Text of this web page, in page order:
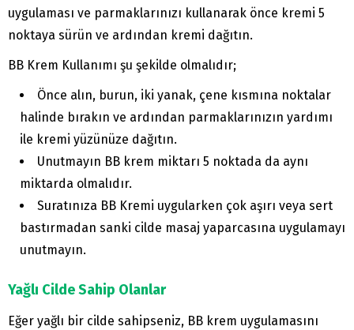
uygulaması ve parmaklarınızı kullanarak önce kremi 5
noktaya sürün ve ardından kremi dağıtın.
BB Krem Kullanımı şu şekilde olmalıdır;
Önce alın, burun, iki yanak, çene kısmına noktalar
halinde bırakın ve ardından parmaklarınızın yardımı
ile kremi yüzünüze dağıtın.
Unutmayın BB krem miktarı 5 noktada da aynı
miktarda olmalıdır.
Suratınıza BB Kremi uygularken çok aşırı veya sert
bastırmadan sanki cilde masaj yaparcasına uygulamayı
unutmayın.
Yağlı Cilde Sahip Olanlar
Eğer yağlı bir cilde sahipseniz, BB krem uygulamasını